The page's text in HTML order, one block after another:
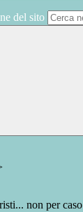
del sito
non per caso